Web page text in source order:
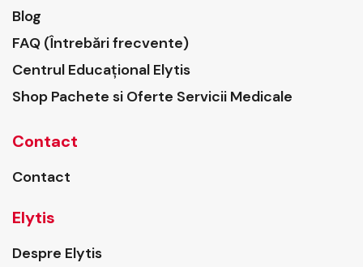
Blog
FAQ (Întrebări frecvente)
Centrul Educațional Elytis
Shop Pachete si Oferte Servicii Medicale
Contact
Contact
Elytis
Despre Elytis